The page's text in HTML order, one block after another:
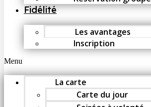
Fidélité
Les avantages
Inscription
Menu
La carte
Carte du jour